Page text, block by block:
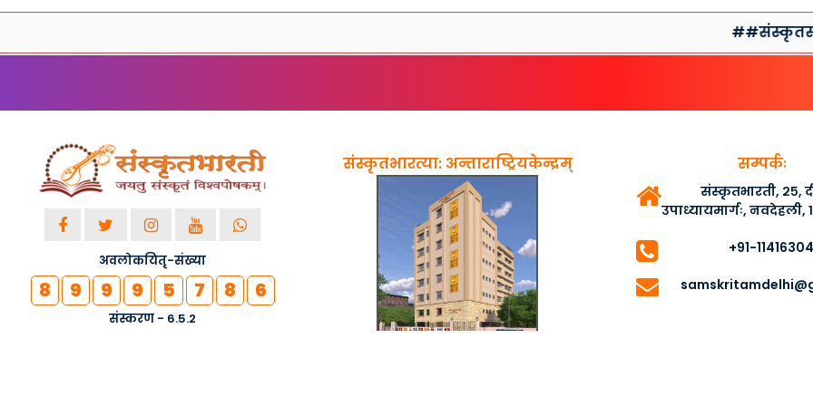
अवलोकयितृ-संख्या
8 9 9 9 5 7 8 6
संस्करण - 6.5.2
संस्कृतभारत्या: अन्ताराष्ट्रियकेन्द्रम् सम्पर्कः
संस्कृतभारती, २५,
उपाध्यायमार्गः, नवदेहली,
+91-